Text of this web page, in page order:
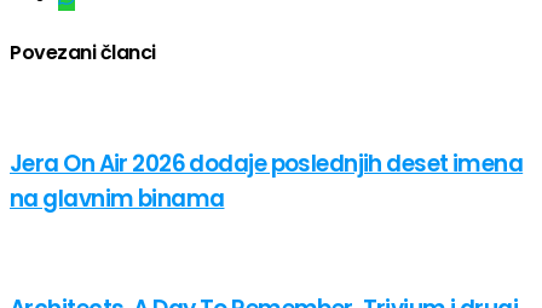
Povezani članci
Jera On Air 2026 dodaje poslednjih deset imena
na glavnim binama